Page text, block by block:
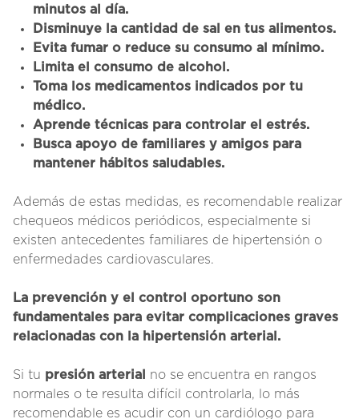
minutos al día.
Disminuye la cantidad de sal en tus alimentos.
Evita fumar o reduce su consumo al mínimo.
Limita el consumo de alcohol.
Toma los medicamentos indicados por tu
médico.
Aprende técnicas para controlar el estrés.
Busca apoyo de familiares y amigos para
mantener hábitos saludables.
Además de estas medidas, es recomendable realizar
chequeos médicos periódicos, especialmente si
existen antecedentes familiares de hipertensión o
enfermedades cardiovasculares.
La prevención y el control oportuno son
fundamentales para evitar complicaciones graves
relacionadas con la hipertensión arterial.
Si tu presión arterial no se encuentra en rangos
normales o te resulta difícil controlarla, lo más
recomendable es acudir con un cardiólogo para